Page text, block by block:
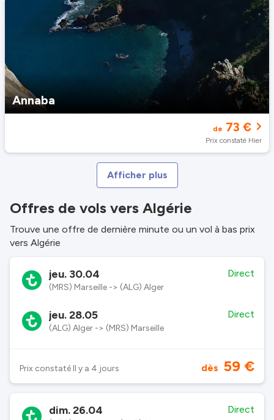
Annaba
de 73 €
Prix constaté Hier
Afficher plus
Offres de vols vers Algérie
Trouve une offre de dernière minute ou un vol à bas prix
vers Algérie
jeu. 30.04
(MRS) Marseille -> (ALG) Alger
Direct
jeu. 28.05
(ALG) Alger -> (MRS) Marseille
Direct
Prix constaté Il y a 4 jours dès 59 €
dim. 26.04 Direct